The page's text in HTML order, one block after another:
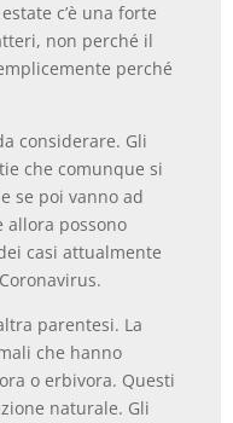
c’è una forte
non perché il
perché
considerare. Gli
che comunque si
se poi vanno ad
allora possono
casi attualmente
parentesi. La
che hanno
o erbivora. Questi
naturale. Gli